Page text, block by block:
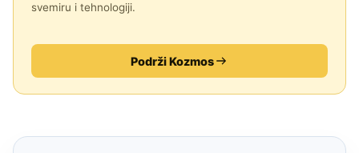
svemiru i tehnologiji.
Podrži Kozmos